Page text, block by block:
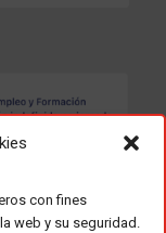
con fines
web y su seguridad.